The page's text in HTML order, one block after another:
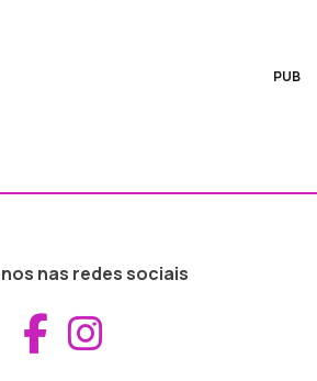
PUB
nas redes sociais
Aceder ao